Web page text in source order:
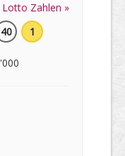
Lotto Zahlen »
40 1